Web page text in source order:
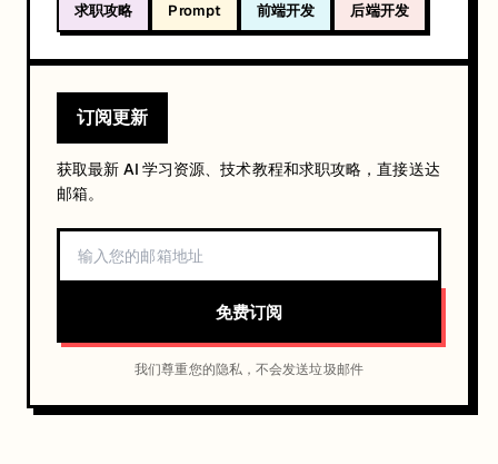
求职攻略 Prompt 前端开发 后端开发
订阅更新
获取最新 AI 学习资源、技术教程和求职攻略，直接送达
邮箱。
免费订阅
我们尊重您的隐私，不会发送垃圾邮件